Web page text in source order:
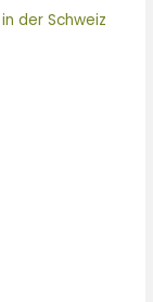
der Schweiz